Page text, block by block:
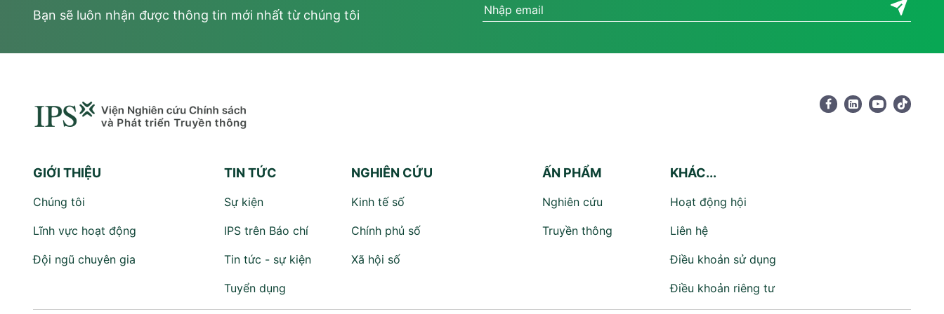
Bạn sẽ luôn nhận được thông tin mới nhất từ chúng tôi
GIỚI THIỆU
Chúng tôi
Lĩnh vực hoạt động
Đội ngũ chuyên gia
TIN TỨC
Sự kiện
IPS trên Báo chí
Tin tức - sự kiện
Tuyển dụng
NGHIÊN CỨU
Kinh tế số
Chính phủ số
Xã hội số
ẤN PHẨM
Nghiên cứu
Truyền thông
KHÁC...
Hoạt động hội
Liên hệ
Điều khoản sử dụng
Điều khoản riêng tư